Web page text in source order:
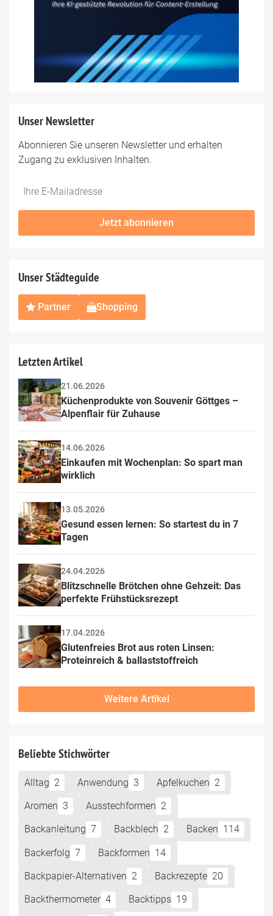
Unser Newsletter
Abonnieren Sie unseren Newsletter und erhalten
Zugang zu exklusiven Inhalten.
Do
*Ihre
Jetzt abonnieren
Unser Städteguide
Partner Shopping
Letzten Artikel
21.06.2026
Küchenprodukte von Souvenir Göttges –
Alpenflair für Zuhause
14.06.2026
Einkaufen mit Wochenplan: So spart man
wirklich
13.05.2026
Gesund essen lernen: So startest du in 7
Tagen
24.04.2026
Blitzschnelle Brötchen ohne Gehzeit: Das
perfekte Frühstücksrezept
17.04.2026
Glutenfreies Brot aus roten Linsen:
Proteinreich & ballaststoffreich
Weitere Artikel
Beliebte Stichwörter
Alltag 2 Anwendung 3 Apfelkuchen 2
Aromen 3 Ausstechformen 2
Backanleitung 7 Backblech 2 Backen 114
Backerfolg 7 Backformen 14
Backpapier-Alternativen 2 Backrezepte 20
Backthermometer 4 Backtipps 19